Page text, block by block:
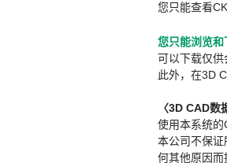
您只能查看
您只能浏览和
可以下载仅供
此外，在3D
〈3D CAD
使用本系统
本公司不保
何其他原因而